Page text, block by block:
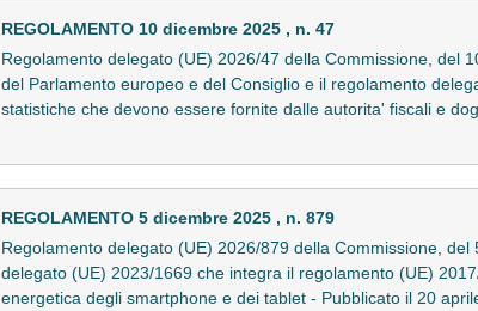
REGOLAMENTO 10 dicembre 2025 , n. 47
Regolamento delegato (UE) 2026/47 della Commissione, del
del Parlamento europeo e del Consiglio e il regolamento
statistiche che devono essere fornite dalle autorita' fiscali e
REGOLAMENTO 5 dicembre 2025 , n. 879
Regolamento delegato (UE) 2026/879 della Commissione,
delegato (UE) 2023/1669 che integra il regolamento (UE)
energetica degli smartphone e dei tablet - Pubblicato il 20